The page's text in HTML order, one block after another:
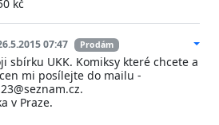
kč
07:47 Prodám
sbírku UKK. Komiksy které chcete a
mi posílejte do mailu -
v Praze.